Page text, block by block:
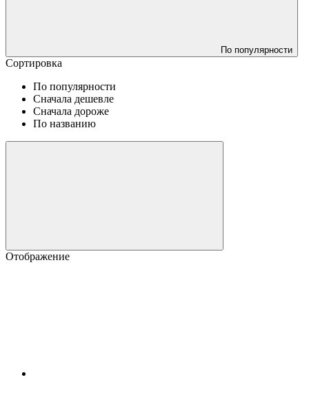
По популярности
Сортировка
По популярности
Сначала дешевле
Сначала дороже
По названию
Отображение